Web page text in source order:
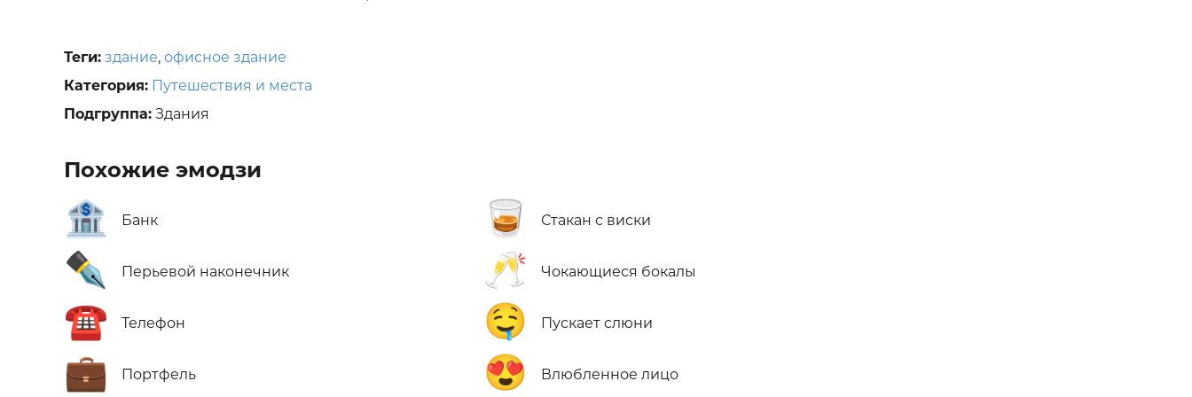
Теги: здание, офисное здание
Категория: Путешествия и места
Подгруппа: Здания
Похожие эмодзи
🏦 Банк
✒️ Перьевой наконечник
☎️ Телефон
💼 Портфель
🥃 Стакан с виски
🥂 Чокающиеся бокалы
🤤 Пускает слюни
😍 Влюбленное лицо